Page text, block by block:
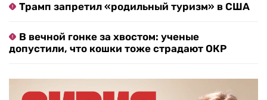
Трамп запретил «родильный туризм» в США
В вечной гонке за хвостом: ученые
допустили, что кошки тоже страдают ОКР